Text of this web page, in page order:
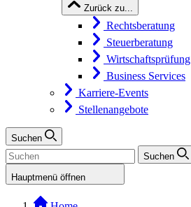
Zurück zu...
Rechtsberatung
Steuerberatung
Wirtschaftsprüfung
Business Services
Karriere-Events
Stellenangebote
Suchen
Suchen
Hauptmenü öffnen